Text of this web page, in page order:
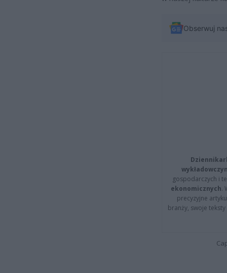
Obserwuj
gospodarczych i
ekonomicznych.
precyzyjne
branży, swoje